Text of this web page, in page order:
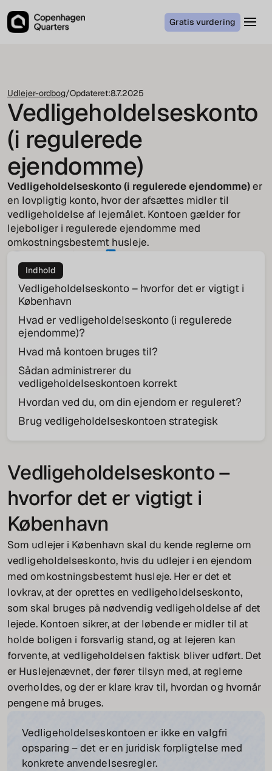
Gratis vurdering
Udlejer-ordbog/Opdateret:8.7.2025
Vedligeholdelseskonto
(i regulerede
ejendomme)
Vedligeholdelseskonto (i regulerede ejendomme)er
en lovpligtig konto, hvor der afsættes midler til
vedligeholdelse af lejemålet. Kontoen gælder for
lejeboliger i regulerede ejendomme med
omkostningsbestemt husleje.
Jakob von Cappeln
COO
Indhold
Vedligeholdelseskonto – hvorfor det er vigtigt i
København
Hvad er vedligeholdelseskonto (i regulerede
ejendomme)?
Hvad må kontoen bruges til?
Sådan administrerer du
vedligeholdelseskontoen korrekt
Hvordan ved du, om din ejendom er reguleret?
Brug vedligeholdelseskontoen strategisk
Vedligeholdelseskonto –
hvorfor det er vigtigt i
København
Som udlejer i København skal du kende reglerne om
vedligeholdelseskonto, hvis du udlejer i en ejendom
med omkostningsbestemt husleje. Her er det et
lovkrav, at der oprettes en vedligeholdelseskonto,
som skal bruges på nødvendig vedligeholdelse af det
lejede. Kontoen sikrer, at der løbende er midler til at
holde boligen i forsvarlig stand, og at lejeren kan
forvente, at vedligeholdelsen faktisk bliver udført. Det
er Huslejenævnet, der fører tilsyn med, at reglerne
overholdes, og der er klare krav til, hvordan og hvornår
pengene må bruges.
Vedligeholdelseskontoen er ikke en valgfri
opsparing – det er en juridisk forpligtelse med
konkrete anvendelsesregler.